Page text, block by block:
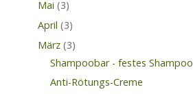
Mai (3)
April (3)
März (3)
Shampoobar - festes Shampoo
Anti-Rötungs-Creme